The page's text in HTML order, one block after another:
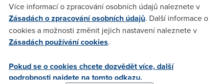
takze je urcite lepsi vzit rychlejsi sluzbu.
Anonym (1.6.2007 22:22:10)
infolinku tak ti reknou ze to nejede plnou rychlosti prave
kvuli 1:50 agregaci
Více informací o zpracování osobních údajů naleznete v
Zásadách o zpracování osobních údajů. Další informace o
cookies a možnosti změnit jejich nastavení naleznete v
Zásadách používání cookies.
Pokud se o cookies chcete dozvědět více, další
podrobnosti najdete na tomto odkazu.